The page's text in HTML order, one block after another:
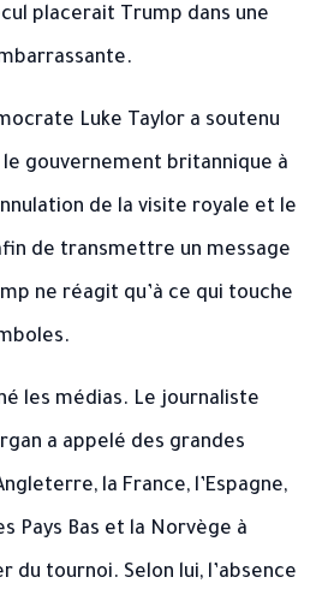
placerait Trump dans une
Luke Taylor a soutenu
gouvernement britannique à
de la visite royale et le
de transmettre un message
ne réagit qu’à ce qui touche
les médias. Le journaliste
a appelé des grandes
la France, l’Espagne,
Pays Bas et la Norvège à
du tournoi. Selon lui, l’absence